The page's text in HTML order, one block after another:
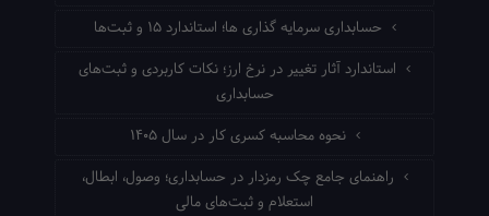
حسابداری سرمایه گذاری ها؛ استاندارد ۱۵ و ثبت‌ها
استاندارد آثار تغییر در نرخ ارز؛ نکات کاربردی و ثبت‌های
حسابداری
نحوه محاسبه کسری کار در سال ۱۴۰۵
راهنمای جامع چک رمزدار در حسابداری؛ وصول، ابطال،
استعلام و ثبت‌های مالی